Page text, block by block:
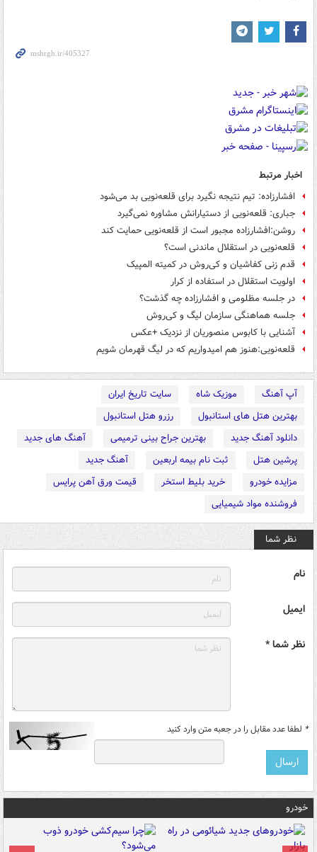
اخبار مرتبط
افشارزاده: تیم نتیجه نگیرد برای قلعه‌نویی بد می‌شود
جباری: قلعه‌نویی از دستیارانش مشاوره نمی‌گیرد
روشن:افشارزاده مجبور است از قلعه‌نویی حمایت کند
قلعه‌نویی در استقلال ماندنی است؟
قدم زنی کفاشیان و کی‌روش در کمیته المپیک
اولویت استقلال در استفاده از کرار
در جلسه مظلومی و افشارزاده چه گذشت؟
جلسه هماهنگی سازمان لیگ و کی‌روش
آشنایی با کابوس منصوریان از نزدیک +عکس
قلعه‌نویی:هنوز هم امیدواریم که در لیگ قهرمان شویم
آپ آهنگ موزیک شاه
سایت تاریخ ایران
بهترین هتل های استانبول
رزرو هتل استانبول
دانلود آهنگ جدید
بهترین جراح بینی ترمیمی
آهنگ های جدید
پرشین هتل
ثبت نام بیمه اربعین
آهنگ جدید
مزایده خودرو
خرید بلیط استخر
قیمت ورق آهن پرایس
فروشنده مواد شیمیایی
نظر شما
نام
ایمیل
نظر شما *
* لطفا عدد مقابل را در جعبه متن وارد کنید
خودرو